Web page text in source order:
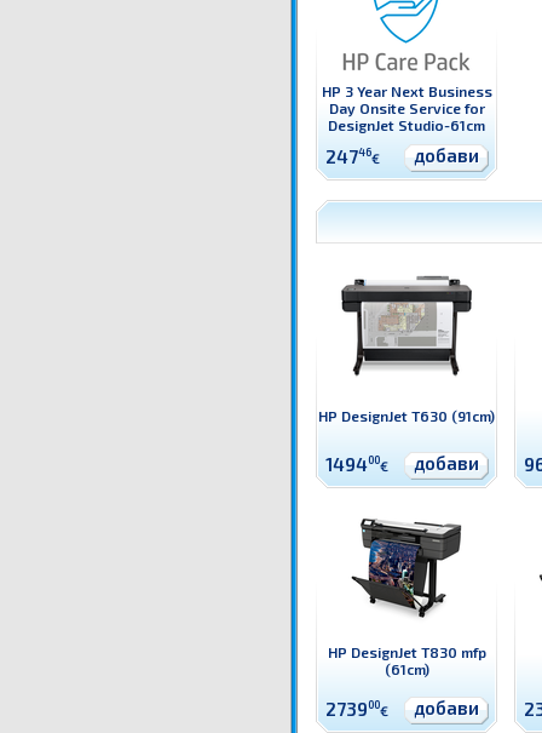
HP 3 Year Next Business
Day Onsite Service for
DesignJet Studio-61cm
24746€ добави
HP DesignJet T630 (91cm)
149400€ добави
HP DesignJet T830 mfp
(61cm)
273900€ добави